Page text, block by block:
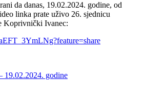
da danas, 19.02.2024. godine, od
linka prate uživo 26. sjednicu
Koprivnički Ivanec:
19.02.2024. godine